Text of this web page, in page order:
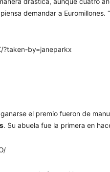
demandar a
?taken-by=janeparkx
el premio fueron de
. Su abuela fue la primera en